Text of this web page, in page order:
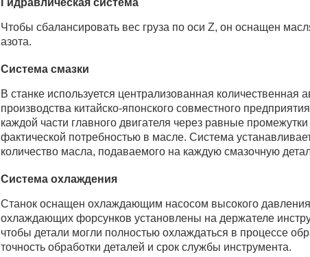
Гидравлическая система
Чтобы сбалансировать вес груза по оси Z, он оснащен
азота.
Система смазки
В станке используется централизованная количественная
производства китайско-японского совместного
каждой части главного двигателя через равные
фактической потребностью в масле. Система
количество масла, подаваемого на каждую смазочную
Система охлаждения
Станок оснащен охлаждающим насосом высокого
охлаждающих форсунков установлены на держателе
чтобы детали могли полностью охлаждаться в процессе
точность обработки деталей и срок службы инструмента.